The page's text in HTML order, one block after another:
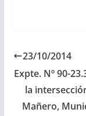
Seguro de
Objeto y
Artículo 1°.-
objeto prevenir
23/10/2014
Expte. Nº 90-
la
Mañero,